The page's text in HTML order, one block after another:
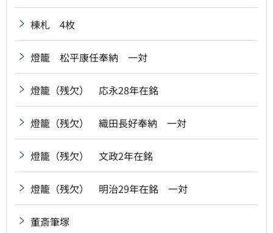
棟札 4枚
燈籠 松平康任奉納 一対
燈籠（残欠） 応永28年在銘
燈籠（残欠） 織田長好奉納 一対
燈籠（残欠） 文政2年在銘
燈籠（残欠） 明治29年在銘 一対
董斎筆塚